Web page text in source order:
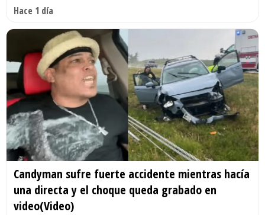
Hace 1 día
Candyman sufre fuerte accidente mientras hacía
una directa y el choque queda grabado en
video(Video)